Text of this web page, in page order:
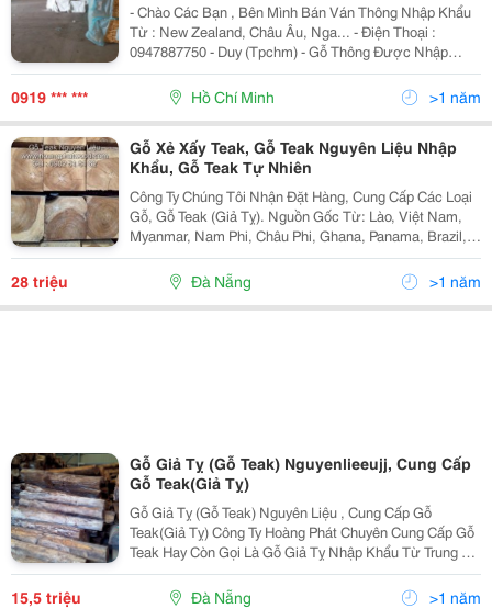
- Chào Các Bạn , Bên Mình Bán Ván Thông Nhập Khẩu
Từ : New Zealand, Châu Âu, Nga... - Điện Thoại :
0947887750 - Duy (Tpchm) - Gỗ Thông Được Nhập
Khẩu Trực Tiếp Từ Nước Ngoài Nha Các Bạn, Nên Giá
Cả Rất Là Cạnh Tranh Nha Các Bạn - Gỗ Mùa Rất...
0919 *** *** Hồ Chí Minh >1 năm
Gỗ Xẻ Xấy Teak, Gỗ Teak Nguyên Liệu Nhập
Khẩu, Gỗ Teak Tự Nhiên
Công Ty Chúng Tôi Nhận Đặt Hàng, Cung Cấp Các Loại
Gỗ, Gỗ Teak (Giả Tỵ). Nguồn Gốc Từ: Lào, Việt Nam,
Myanmar, Nam Phi, Châu Phi, Ghana, Panama, Brazil,
Cụ Thể Như Sau: 1. Gỗ Tròn. 2. Gỗ Xẻ. 3. Gỗ Teak Đã
Xẻ Sấy. Giá Báo Cụ Thể Từng
28 triệu Đà Nẵng >1 năm
Gỗ Giả Tỵ (Gỗ Teak) Nguyenlieeujj, Cung Cấp
Gỗ Teak(Giả Tỵ)
Gỗ Giả Tỵ (Gỗ Teak) Nguyên Liệu , Cung Cấp Gỗ
Teak(Giả Tỵ) Công Ty Hoàng Phát Chuyên Cung Cấp Gỗ
Teak Hay Còn Gọi Là Gỗ Giả Tỵ Nhập Khẩu Từ Trung Mỹ
- Gỗ Teak Tròn - Gỗ Teak Xe Xấy - Gỗ Teak Hộp - Gỗ Giả
Tỵ - Cumaru --
15,5 triệu Đà Nẵng >1 năm